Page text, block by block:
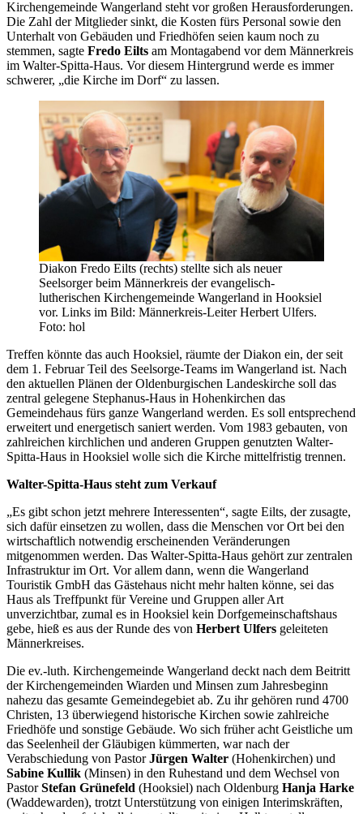
Kirchengemeinde Wangerland steht vor großen Herausforderungen.
Die Zahl der Mitglieder sinkt, die Kosten fürs Personal sowie den
Unterhalt von Gebäuden und Friedhöfen seien kaum noch zu
stemmen, sagte Fredo Eilts am Montagabend vor dem Männerkreis
im Walter-Spitta-Haus. Vor diesem Hintergrund werde es immer
schwerer, „die Kirche im Dorf“ zu lassen.
Diakon Fredo Eilts (rechts) stellte sich als neuer
Seelsorger beim Männerkreis der evangelisch-
lutherischen Kirchengemeinde Wangerland in Hooksiel
vor. Links im Bild: Männerkreis-Leiter Herbert Ulfers.
Foto: hol
Treffen könnte das auch Hooksiel, räumte der Diakon ein, der seit
dem 1. Februar Teil des Seelsorge-Teams im Wangerland ist. Nach
den aktuellen Plänen der Oldenburgischen Landeskirche soll das
zentral gelegene Stephanus-Haus in Hohenkirchen das
Gemeindehaus fürs ganze Wangerland werden. Es soll entsprechend
erweitert und energetisch saniert werden. Vom 1983 gebauten, von
zahlreichen kirchlichen und anderen Gruppen genutzten Walter-
Spitta-Haus in Hooksiel wolle sich die Kirche mittelfristig trennen.
Walter-Spitta-Haus steht zum Verkauf
„Es gibt schon jetzt mehrere Interessenten“, sagte Eilts, der zusagte,
sich dafür einsetzen zu wollen, dass die Menschen vor Ort bei den
wirtschaftlich notwendig erscheinenden Veränderungen
mitgenommen werden. Das Walter-Spitta-Haus gehört zur zentralen
Infrastruktur im Ort. Vor allem dann, wenn die Wangerland
Touristik GmbH das Gästehaus nicht mehr halten könne, sei das
Haus als Treffpunkt für Vereine und Gruppen aller Art
unverzichtbar, zumal es in Hooksiel kein Dorfgemeinschaftshaus
gebe, hieß es aus der Runde des von Herbert Ulfers geleiteten
Männerkreises.
Die ev.-luth. Kirchengemeinde Wangerland deckt nach dem Beitritt
der Kirchengemeinden Wiarden und Minsen zum Jahresbeginn
nahezu das gesamte Gemeindegebiet ab. Zu ihr gehören rund 4700
Christen, 13 überwiegend historische Kirchen sowie zahlreiche
Friedhöfe und sonstige Gebäude. Wo sich früher acht Geistliche um
das Seelenheil der Gläubigen kümmerten, war nach der
Verabschiedung von PastorJürgen Walter (Hohenkirchen) und
Sabine Kullik (Minsen) in den Ruhestand und dem Wechsel von
PastorStefan Grünefeld (Hooksiel) nach Oldenburg Hanja Harke
(Waddewarden), trotzt Unterstützung von einigen Interimskräften,